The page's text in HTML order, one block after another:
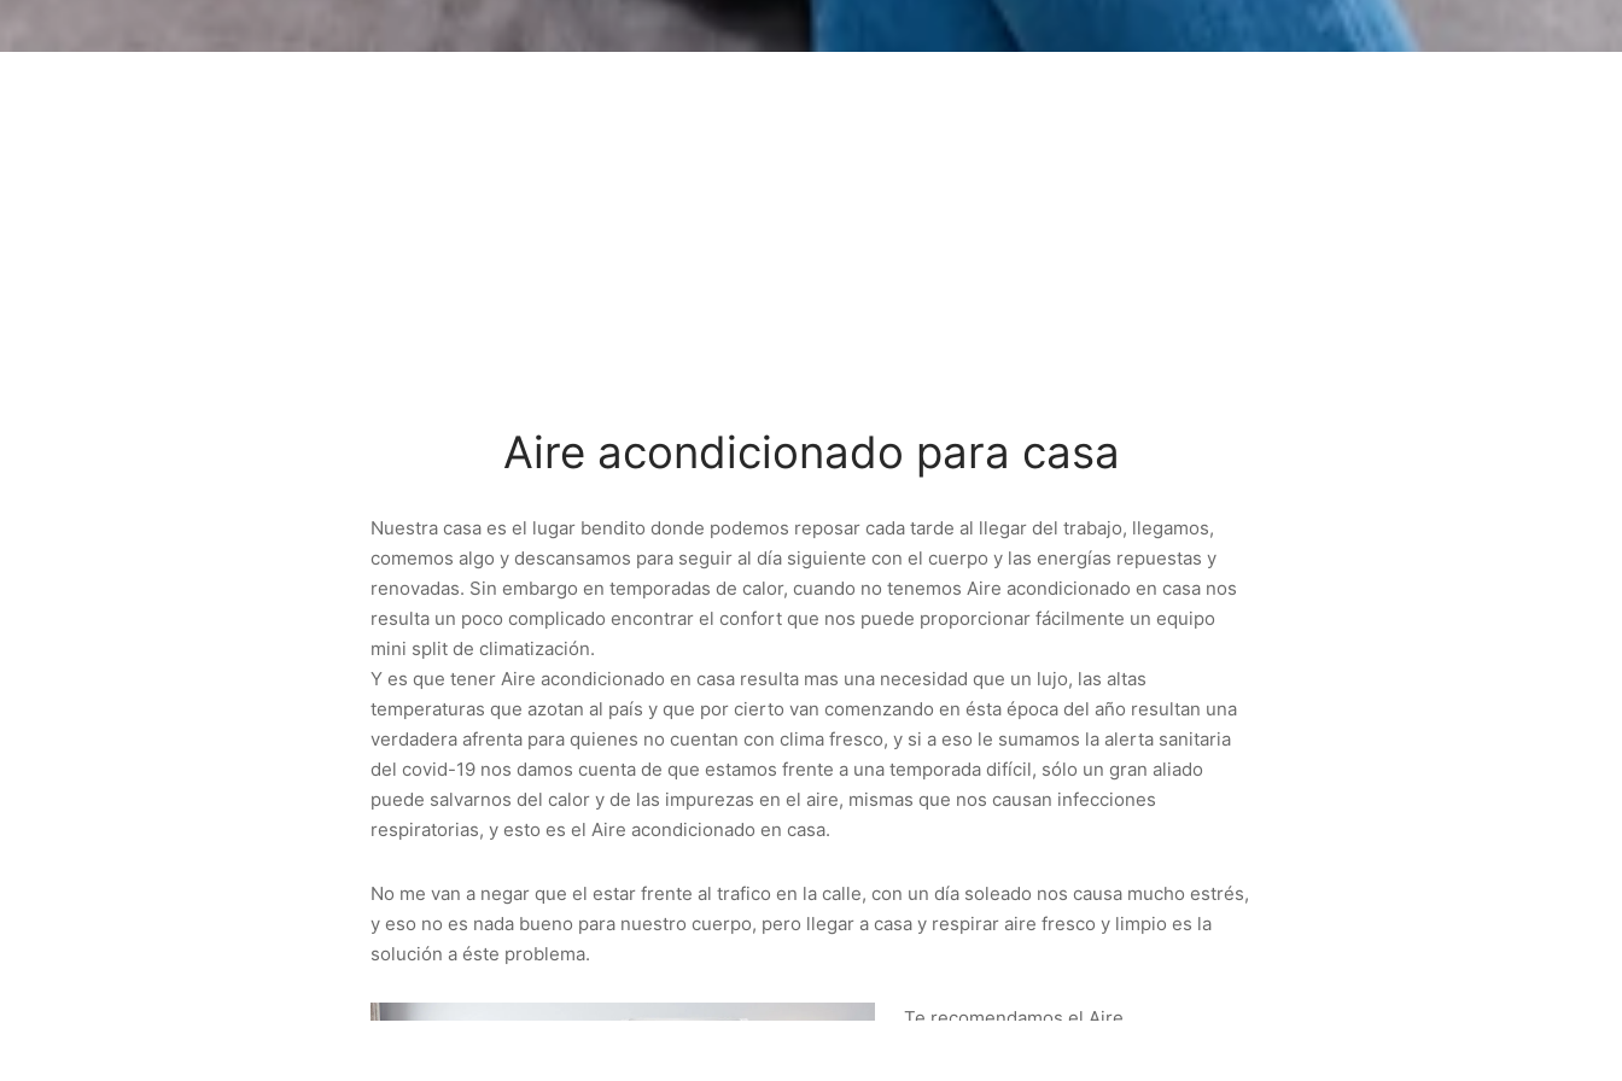
Aire acondicionado para casa
Nuestra casa es el lugar bendito donde podemos reposar cada tarde al llegar del trabajo, llegamos,
comemos algo y descansamos para seguir al día siguiente con el cuerpo y las energías repuestas y
renovadas. Sin embargo en temporadas de calor, cuando no tenemos Aire acondicionado en casa nos
resulta un poco complicado encontrar el confort que nos puede proporcionar fácilmente un equipo
mini split de climatización.
Y es que tener Aire acondicionado en casa resulta mas una necesidad que un lujo, las altas
temperaturas que azotan al país y que por cierto van comenzando en ésta época del año resultan una
verdadera afrenta para quienes no cuentan con clima fresco, y si a eso le sumamos la alerta sanitaria
del covid-19 nos damos cuenta de que estamos frente a una temporada difícil, sólo un gran aliado
puede salvarnos del calor y de las impurezas en el aire, mismas que nos causan infecciones
respiratorias, y esto es el Aire acondicionado en casa.
No me van a negar que el estar frente al trafico en la calle, con un día soleado nos causa mucho estrés,
y eso no es nada bueno para nuestro cuerpo, pero llegar a casa y respirar aire fresco y limpio es la
solución a éste problema.
Te recomendamos el Aire